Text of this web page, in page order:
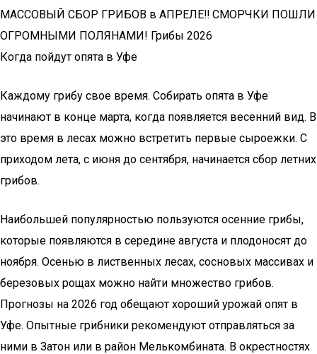
МАССОВЫЙ СБОР ГРИБОВ в АПРЕЛЕ‼️ СМОРЧКИ ПОШЛИ
ОГРОМНЫМИ ПОЛЯНАМИ! Грибы 2026
Когда пойдут опята в Уфе
Каждому грибу свое время. Собирать опята в Уфе
начинают в конце марта, когда появляется весенний вид. В
это время в лесах можно встретить первые сыроежки. С
приходом лета, с июня до сентября, начинается сбор летних
грибов.
Наибольшей популярностью пользуются осенние грибы,
которые появляются в середине августа и плодоносят до
ноября. Осенью в лиственных лесах, сосновых массивах и
березовых рощах можно найти множество грибов.
Прогнозы на 2026 год обещают хороший урожай опят в
Уфе. Опытные грибники рекомендуют отправляться за
ними в Затон или в район Мелькомбината. В окрестностях